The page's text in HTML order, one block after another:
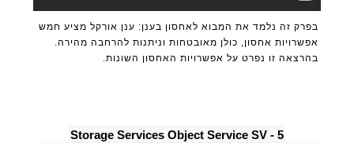
בפרק זה נלמד את המבוא לאחסון בענן: ענן אורקל מציע חמש
אפשרויות אחסון, כולן מאובטחות וניתנות להרחבה מהירה.
בהרצאה זו נפרט על אפשרויות האחסון השונות.
5 - Storage Services Object Service SV